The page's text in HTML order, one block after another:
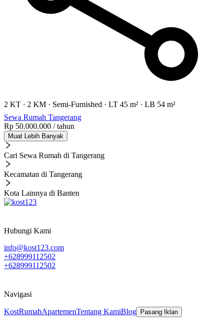
2 KT · 2 KM · Semi-Furnished · LT 45 m² · LB 54 m²
Sewa Rumah Tangerang
Rp 50.000.000 / tahun
Muat Lebih Banyak
Cari Sewa Rumah di Tangerang
Kecamatan di Tangerang
Kota Lainnya di Banten
Hubungi Kami
info@kost123.com
+628999112502
+628999112502
Navigasi
KostRumahApartemenTentang KamiBlog Pasang Iklan